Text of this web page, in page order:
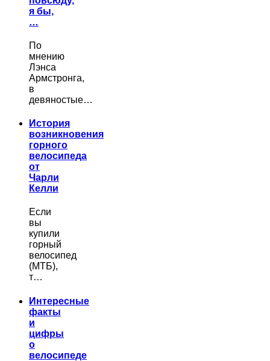
я бы,
…
По
мнению
Лэнса
Армстронга,
в
девяностые…
История
возникновения
горного
велосипеда
от
Чарли
Келли
Если
вы
купили
горный
велосипед
(МТБ),
т…
Интересные
факты
и
цифры
о
велосипеде